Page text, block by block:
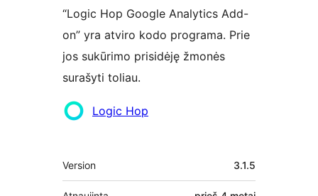
“Logic Hop Google Analytics Add-
on” yra atviro kodo programa. Prie
jos sukūrimo prisidėję žmonės
surašyti toliau.
AutoriaiLogic Hop
Metainformacija
Version 3.1.5